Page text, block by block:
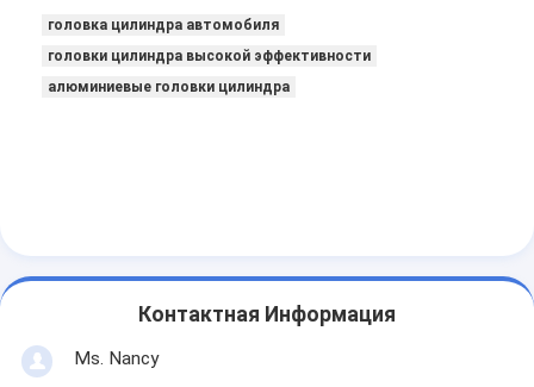
коленчатый вал двигателя
головка цилиндра автомобиля
головки цилиндра высокой эффективности
алюминиевые головки цилиндра
Контактная Информация
Ms. Nancy